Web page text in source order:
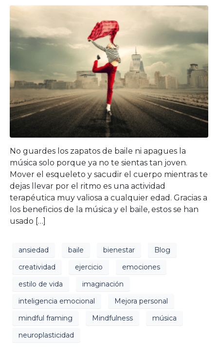
No guardes los zapatos de baile ni apagues la
música solo porque ya no te sientas tan joven.
Mover el esqueleto y sacudir el cuerpo mientras te
dejas llevar por el ritmo es una actividad
terapéutica muy valiosa a cualquier edad. Gracias a
los beneficios de la música y el baile, estos se han
usado […]
ansiedad baile bienestar
Blog
creatividad
ejercicio
emociones
estilo de vida
imaginación
inteligencia emocional
Mejora personal
mindful framing
Mindfulness
música
neuroplasticidad